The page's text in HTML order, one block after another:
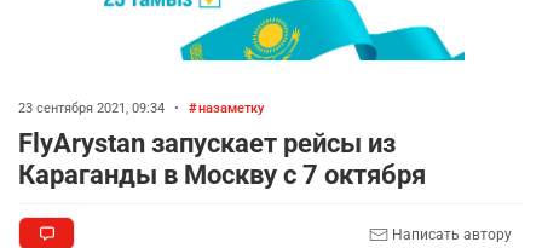
23 сентября 2021, 09:34 • назаметку
FlyArystan запускает рейсы из
Караганды в Москву с 7 октября
Написать автору